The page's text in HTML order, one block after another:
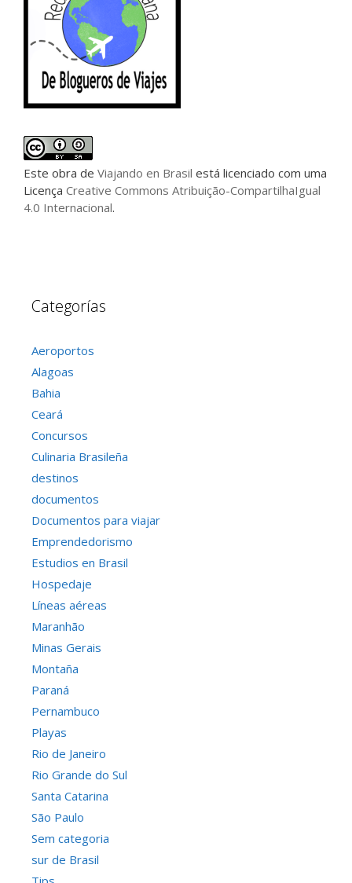
Este obra de Viajando en Brasil está licenciado com uma
Licença Creative Commons Atribuição-CompartilhaIgual
4.0 Internacional.
Categorías
Aeroportos
Alagoas
Bahia
Ceará
Concursos
Culinaria Brasileña
destinos
documentos
Documentos para viajar
Emprendedorismo
Estudios en Brasil
Hospedaje
Líneas aéreas
Maranhão
Minas Gerais
Montaña
Paraná
Pernambuco
Playas
Rio de Janeiro
Rio Grande do Sul
Santa Catarina
São Paulo
Sem categoria
sur de Brasil